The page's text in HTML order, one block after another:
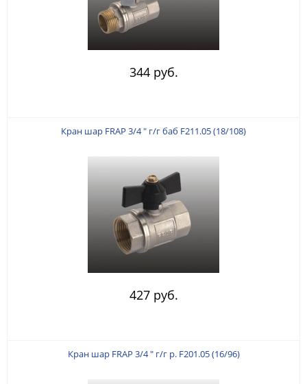
344 руб.
Кран шар FRAP 3/4 " г/г баб F211.05 (18/108)
427 руб.
Кран шар FRAP 3/4 " г/г р. F201.05 (16/96)